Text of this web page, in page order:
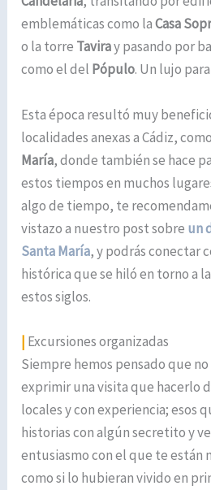
emblemáticas como laCasa
o la torre Taviray pasando por
como el del Pópulo. Un lujo
Esta época resultó muy
localidades anexas a Cádiz,
María, donde también se hace
estos tiempos en muchos
algo de tiempo, te
vistazo a nuestro post sobre un
Santa María, y podrás conectar
histórica que se hiló en torno a
estos siglos.
| Excursiones organizadas
Siempre hemos pensado que
exprimir una visita que hacerlo
locales y con experiencia; esos
historias con algún secretito y
entusiasmo con el que te están
como si lo hubieran vivido en